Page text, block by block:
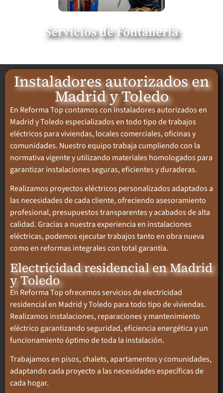
Servicios de Fontanería
Instaladores autorizados en
Madrid y Toledo
En Reforma Top contamos con instaladores autorizados en
Madrid y Toledo especializados en todo tipo de trabajos
eléctricos para viviendas, locales comerciales, oficinas y
comunidades. Nuestro equipo trabaja cumpliendo con la
normativa vigente y utilizando materiales homologados para
garantizar instalaciones seguras, eficientes y duraderas.
Realizamos proyectos eléctricos personalizados adaptados a
las necesidades de cada cliente, ofreciendo asesoramiento
profesional, presupuestos transparentes y acabados de alta
calidad. Gracias a nuestra experiencia en instalaciones
eléctricas, podemos ejecutar trabajos tanto en obra nueva
como en reformas integrales con total garantía.
Electricidad residencial en Madrid
y Toledo
En Reforma Top ofrecemos servicios de electricidad
residencial en Madrid y Toledo para todo tipo de viviendas.
Realizamos instalaciones, reparaciones y mantenimiento
eléctrico garantizando seguridad, eficiencia energética y un
funcionamiento óptimo de toda la instalación.
Trabajamos en pisos, chalets, apartamentos y comunidades,
adaptando cada proyecto a las necesidades específicas de
cada hogar.